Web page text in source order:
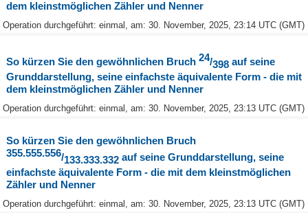
dem kleinstmöglichen Zähler und Nenner
Operation durchgeführt: einmal, am: 30. November, 2025, 23:14 UTC (GMT)
So kürzen Sie den gewöhnlichen Bruch 24/398auf seine
Grunddarstellung, seine einfachste äquivalente Form - die mit
dem kleinstmöglichen Zähler und Nenner
Operation durchgeführt: einmal, am: 30. November, 2025, 23:13 UTC (GMT)
So kürzen Sie den gewöhnlichen Bruch
355.555.556/133.333.332auf seine Grunddarstellung, seine
einfachste äquivalente Form - die mit dem kleinstmöglichen
Zähler und Nenner
Operation durchgeführt: einmal, am: 30. November, 2025, 23:13 UTC (GMT)